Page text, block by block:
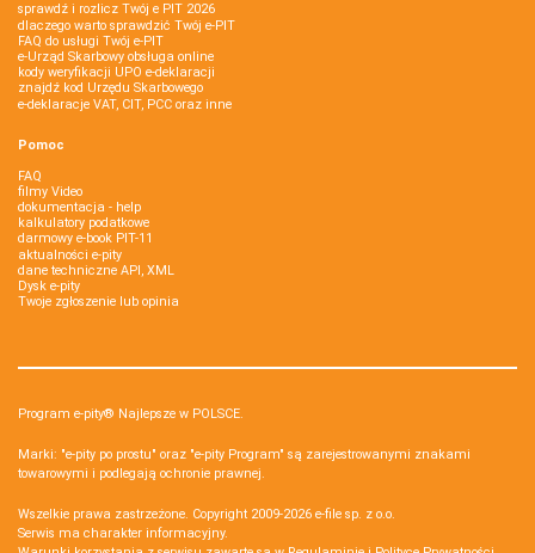
sprawdź i rozlicz Twój e PIT 2026
dlaczego warto sprawdzić Twój e-PIT
FAQ do usługi Twój e-PIT
e-Urząd Skarbowy obsługa online
kody weryfikacji UPO e-deklaracji
znajdź kod Urzędu Skarbowego
e-deklaracje VAT, CIT, PCC oraz inne
Pomoc
FAQ
filmy Video
dokumentacja - help
kalkulatory podatkowe
darmowy e-book PIT-11
aktualności e-pity
dane techniczne API, XML
Dysk e-pity
Twoje zgłoszenie lub opinia
Program e-pity® Najlepsze w POLSCE.
Marki: "e-pity po prostu" oraz "e-pity Program" są zarejestrowanymi znakami
towarowymi i podlegają ochronie prawnej.
Wszelkie prawa zastrzeżone. Copyright 2009-2026 e-file sp. z o.o.
Serwis ma charakter informacyjny.